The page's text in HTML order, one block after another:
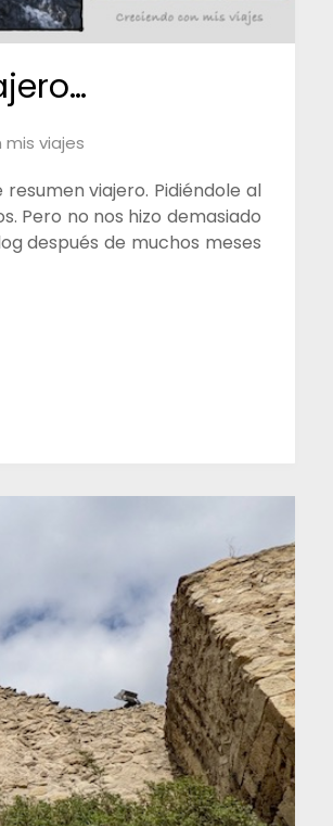
viajes
viajero. Pidiéndole al
Pero no nos hizo demasiado
después de muchos meses